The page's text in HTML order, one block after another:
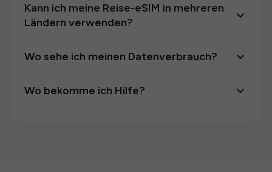
Kann ich meine Reise-eSIM in mehreren
Ländern verwenden?
Wo sehe ich meinen Datenverbrauch?
Wo bekomme ich Hilfe?